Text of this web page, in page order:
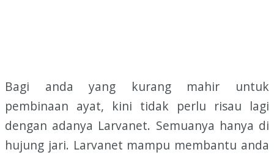
Bagi anda yang kurang mahir untuk
pembinaan ayat, kini tidak perlu risau lagi
dengan adanya Larvanet. Semuanya hanya di
hujung jari. Larvanet mampu membantu anda